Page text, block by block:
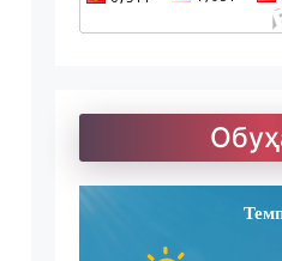
Саъдӣ.
Солатон